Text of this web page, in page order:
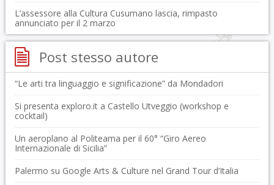
L’assessore alla Cultura Cusumano lascia, rimpasto
annunciato per il 2 marzo
Post stesso autore
“Le arti tra linguaggio e significazione” da Mondadori
Si presenta exploro.it a Castello Utveggio (workshop e
cocktail)
Un aeroplano al Politeama per il 60° “Giro Aereo
Internazionale di Sicilia”
Palermo su Google Arts & Culture nel Grand Tour d’Italia